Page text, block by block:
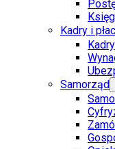
Kadry i
Samorząd